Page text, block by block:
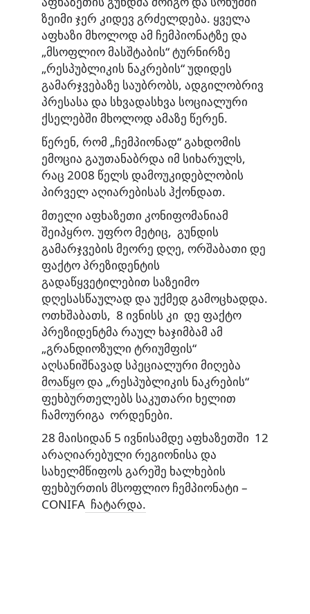
ზეიმი ჯერ კიდევ გრძელდება. ყველა
აფხაზი მხოლოდ ამ ჩემპიონატზე და
„მსოფლიო მასშტაბის“ ტურნირზე
„რესპუბლიკის ნაკრების“ უდიდეს
გამარჯვებაზე საუბრობს, ადგილობრივ
პრესასა და სხვადასხვა სოციალური
ქსელებში მხოლოდ ამაზე წერენ.
წერენ, რომ „ჩემპიონად“ გახდომის
ემოცია გაუთანაბრდა იმ სიხარულს,
რაც 2008 წელს დამოუკიდებლობის
პირველ აღიარებისას ჰქონდათ.
მთელი აფხაზეთი კონიფომანიამ
შეიპყრო. უფრო მეტიც, გუნდის
გამარჯვების მეორე დღე, ორშაბათი დე
ფაქტო პრეზიდენტის
გადაწყვეტილებით საზეიმო
დღესასწაულად და უქმედ გამოცხადდა.
ოთხშაბათს, 8 ივნისს კი დე ფაქტო
პრეზიდენტმა რაულ ხაჯიმბამ ამ
„გრანდიოზული ტრიუმფის“
აღსანიშნავად სპეციალური მიღება
მოაწყოდა „რესპუბლიკის ნაკრების“
ფეხბურთელებს საკუთარი ხელით
ჩამოურიგა ორდენები.
28 მაისიდან 5 ივნისამდე აფხაზეთში 12
არაღიარებული რეგიონისა და
სახელმწიფოს გარეშე ხალხების
ფეხბურთის მსოფლიო ჩემპიონატი –
CONIFA ჩატარდა.